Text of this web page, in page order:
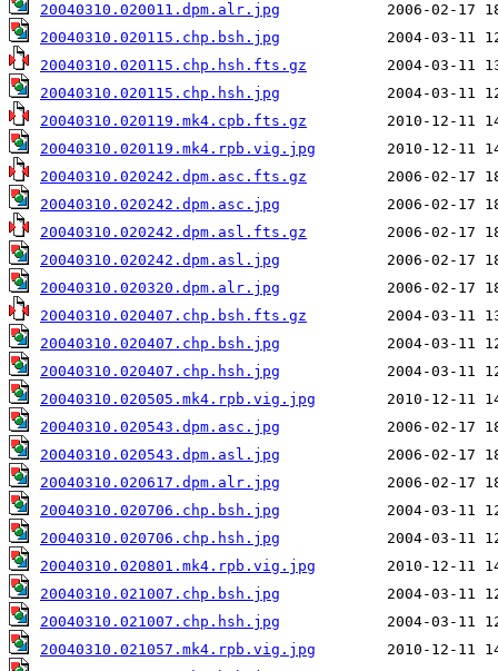
20040310.020011.dpm.alr.jpg
20040310.020115.chp.bsh.jpg
20040310.020115.chp.hsh.fts.gz
20040310.020115.chp.hsh.jpg
20040310.020119.mk4.cpb.fts.gz
20040310.020119.mk4.rpb.vig.jpg
20040310.020242.dpm.asc.fts.gz
20040310.020242.dpm.asc.jpg
20040310.020242.dpm.asl.fts.gz
20040310.020242.dpm.asl.jpg
20040310.020320.dpm.alr.jpg
20040310.020407.chp.bsh.fts.gz
20040310.020407.chp.bsh.jpg
20040310.020407.chp.hsh.jpg
20040310.020505.mk4.rpb.vig.jpg
20040310.020543.dpm.asc.jpg
20040310.020543.dpm.asl.jpg
20040310.020617.dpm.alr.jpg
20040310.020706.chp.bsh.jpg
20040310.020706.chp.hsh.jpg
20040310.020801.mk4.rpb.vig.jpg
20040310.021007.chp.bsh.jpg
20040310.021007.chp.hsh.jpg
20040310.021057.mk4.rpb.vig.jpg